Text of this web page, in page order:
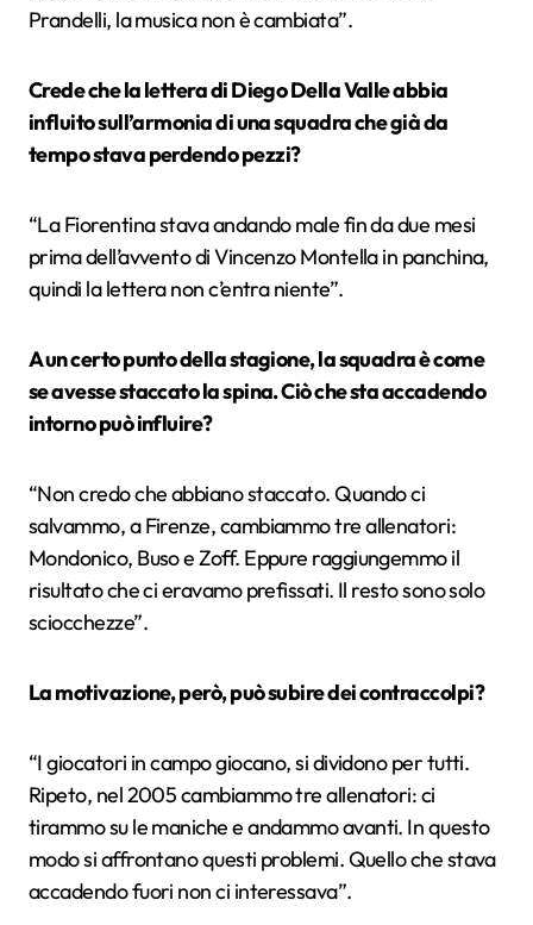
Prandelli, la musica non è cambiata”.
Crede che la lettera di Diego Della Valle abbia
influito sull’armonia di una squadra che già da
tempo stava perdendo pezzi?
“La Fiorentina stava andando male fin da due mesi
prima dell’avvento di Vincenzo Montella in panchina,
quindi la lettera non c’entraniente”.
A un certo punto della stagione, la squadra è come
se avesse staccato la spina. Ciò che sta accadendo
intorno può influire?
“Non credo che abbiano staccato. Quando ci
salvammo, a Firenze, cambiammo tre allenatori:
Mondonico, Buso e Zoff. Eppure raggiungemmo il
risultato che ci eravamo prefissati. Il resto sono solo
sciocchezze”.
La motivazione, però, può subire dei contraccolpi?
“I giocatori in campo giocano, si dividono per tutti.
Ripeto, nel 2005 cambiammo tre allenatori: ci
tirammo su le maniche e andammo avanti. In questo
modo si affrontano questi problemi. Quello che stava
accadendo fuori non ci interessava”.